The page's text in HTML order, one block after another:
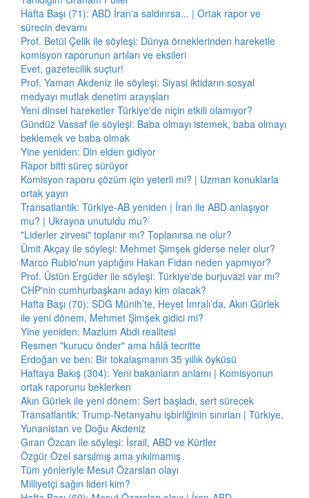
Hafta Başı (71): ABD İran'a saldırırsa... | Ortak rapor ve
sürecin devamı
Prof. Betül Çelik ile söyleşi: Dünya örneklerinden hareketle
komisyon raporunun artıları ve eksileri
Evet, gazetecilik suçtur!
Prof. Yaman Akdeniz ile söyleşi: Siyasi iktidarın sosyal
medyayı mutlak denetim arayışları
Yeni dinsel hareketler Türkiye'de niçin etkili olamıyor?
Gündüz Vassaf ile söyleşi: Baba olmayı istemek, baba olmayı
beklemek ve baba olmak
Yine yeniden: Din elden gidiyor
Rapor bitti süreç sürüyor
Komisyon raporu çözüm için yeterli mi? | Uzman konuklarla
ortak yayın
Transatlantik: Türkiye-AB yeniden | İran ile ABD anlaşıyor
mu? | Ukrayna unutuldu mu?
"Liderler zirvesi" toplanır mı? Toplanırsa ne olur?
Ümit Akçay ile söyleşi: Mehmet Şimşek giderse neler olur?
Marco Rubio'nun yaptığını Hakan Fidan neden yapmıyor?
Prof. Üstün Ergüder ile söyleşi: Türkiye'de burjuvazi var mı?
CHP'nin cumhurbaşkanı adayı kim olacak?
Hafta Başı (70): SDG Münih’te, Heyet İmralı’da, Akın Gürlek
ile yeni dönem, Mehmet Şimşek gidici mi?
Yine yeniden: Mazlum Abdi realitesi
Resmen "kurucu önder" ama hâlâ tecritte
Erdoğan ve ben: Bir tokalaşmanın 35 yıllık öyküsü
Haftaya Bakış (304): Yeni bakanların anlamı | Komisyonun
ortak raporunu beklerken
Akın Gürlek ile yeni dönem: Sert başladı, sert sürecek
Transatlantik: Trump-Netanyahu işbirliğinin sınırları | Türkiye,
Yunanistan ve Doğu Akdeniz
Gıran Özcan ile söyleşi: İsrail, ABD ve Kürtler
Özgür Özel sarsılmış ama yıkılmamış
Tüm yönleriyle Mesut Özarslan olayı
Milliyetçi sağın lideri kim?